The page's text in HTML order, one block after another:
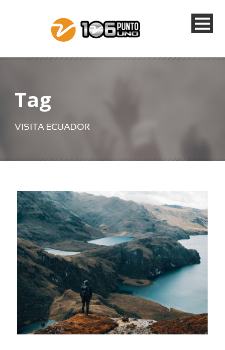
Tag
VISITA ECUADOR